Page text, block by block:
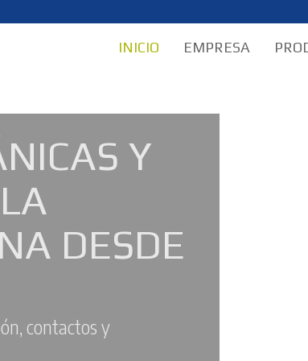
INICIO EMPRESA
Y
DESDE
contactos y
Nuestros